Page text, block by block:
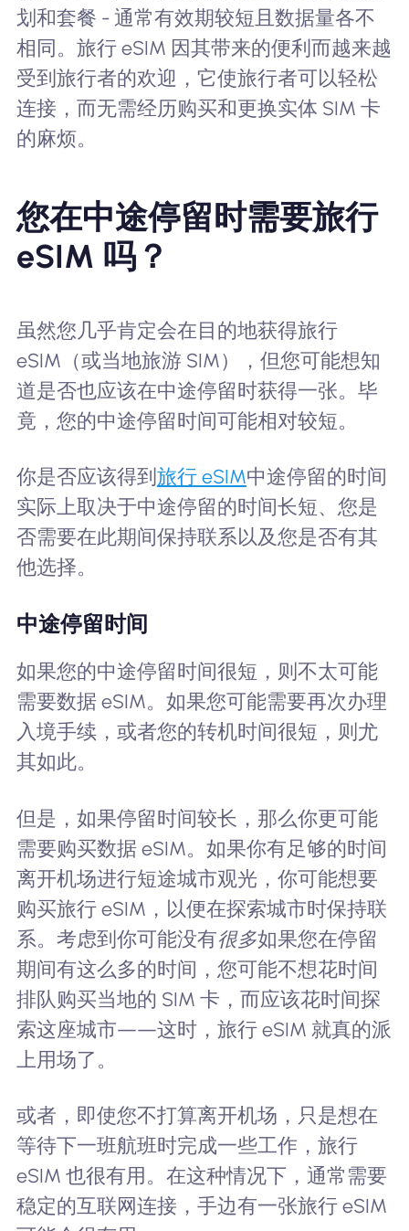
划和套餐 - 通常有效期较短且数据量各不
相同。旅行 eSIM 因其带来的便利而越来越
受到旅行者的欢迎，它使旅行者可以轻松
连接，而无需经历购买和更换实体 SIM 卡
的麻烦。
您在中途停留时需要旅行
eSIM 吗？
虽然您几乎肯定会在目的地获得旅行
eSIM（或当地旅游 SIM），但您可能想知
道是否也应该在中途停留时获得一张。毕
竟，您的中途停留时间可能相对较短。
你是否应该得到 旅行 eSIM中途停留的时间
实际上取决于中途停留的时间长短、您是
否需要在此期间保持联系以及您是否有其
他选择。
中途停留时间
如果您的中途停留时间很短，则不太可能
需要数据 eSIM。如果您可能需要再次办理
入境手续，或者您的转机时间很短，则尤
其如此。
但是，如果停留时间较长，那么你更可能
需要购买数据 eSIM。如果你有足够的时间
离开机场进行短途城市观光，你可能想要
购买旅行 eSIM，以便在探索城市时保持联
系。考虑到你可能没有很多如果您在停留
期间有这么多的时间，您可能不想花时间
排队购买当地的 SIM 卡，而应该花时间探
索这座城市——这时，旅行 eSIM 就真的派
上用场了。
或者，即使您不打算离开机场，只是想在
等待下一班航班时完成一些工作，旅行
eSIM 也很有用。在这种情况下，通常需要
稳定的互联网连接，手边有一张旅行 eSIM